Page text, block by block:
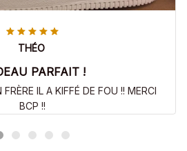
THÉO
PARFAIT !
IL A KIFFÉ DE FOU !! MERCI
BCP !!